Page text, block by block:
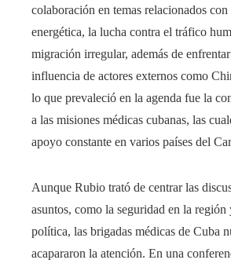
colaboración en temas relacionados con
energética, la lucha contra el tráfico
migración irregular, además de
influencia de actores externos como
lo que prevaleció en la agenda fue la
a las misiones médicas cubanas, las
apoyo constante en varios países del
Aunque Rubio trató de centrar las
asuntos, como la seguridad en la región
política, las brigadas médicas de Cuba
acapararon la atención. En una